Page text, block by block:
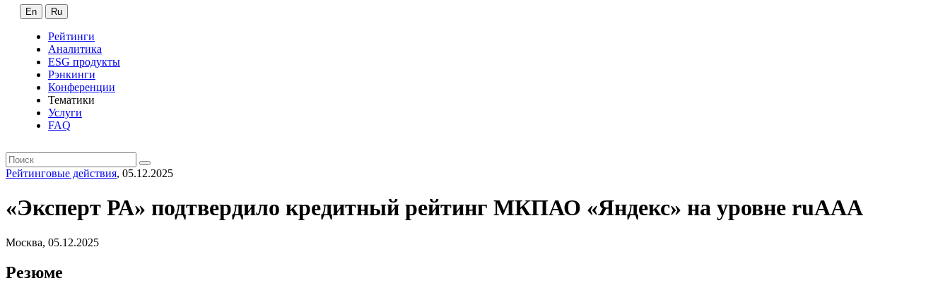
En Ru
Рейтинги
Аналитика
ESG продукты
Рэнкинги
Конференции
Тематики
Услуги
FAQ
Рейтинговые действия, 05.12.2025
«Эксперт РА» подтвердило кредитный рейтинг МКПАО «Яндекс» на уровне ruААА
Москва, 05.12.2025
Резюме